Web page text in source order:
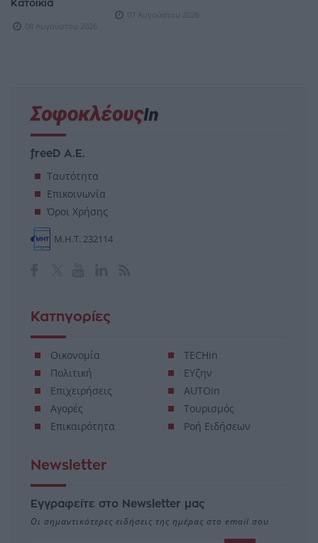
Κατοικία
08 Αυγούστου 2026
07 Αυγούστου 2026
freeD Α.Ε.
Ταυτότητα
Επικοινωνία
Όροι Χρήσης
Μ.Η.Τ. 232114
Κατηγορίες
Οικονομία
Πολιτική
Επιχειρήσεις
Αγορές
Επικαιρότητα
TECHin
ΕΥζην
AUTOin
Τουρισμός
Ροή Ειδήσεων
Newsletter
Εγγραφείτε στο Newsletter μας
Οι σημαντικότερες ειδήσεις της ημέρας στο email σου